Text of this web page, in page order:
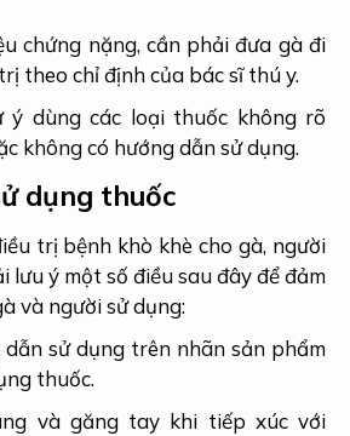
chứng nặng, cần phải đưa gà đi
theo chỉ định của bác sĩ thú y.
ý dùng các loại thuốc không rõ
không có hướng dẫn sử dụng.
dụng thuốc
trị bệnh khò khè cho gà, người
lưu ý một số điều sau đây để đảm
và người sử dụng:
sử dụng trên nhãn sản phẩm
thuốc.
và găng tay khi tiếp xúc với